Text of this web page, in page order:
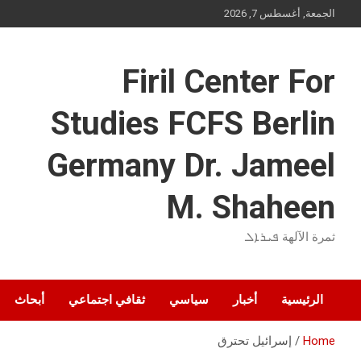
to
الجمعة, أغسطس 7, 2026
Firil Center For
Studies FCFS Berlin
Germany Dr. Jameel
M. Shaheen
ثمرة الآلهة ܦܝܪܐܠ
الرئيسية أخبار سياسي ثقافي اجتماعي أبحاث
Home إسرائيل تحترق